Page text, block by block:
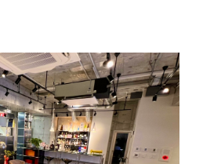
t
i
o
n